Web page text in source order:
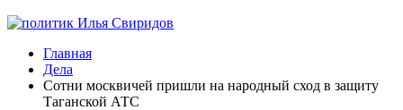
Главная
Дела
Сотни москвичей пришли на народный сход в защиту
Таганской АТС